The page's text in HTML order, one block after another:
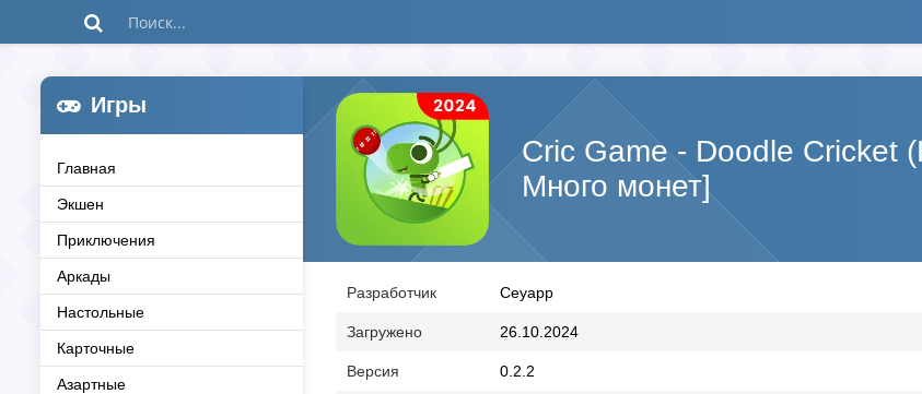
Игры
Главная
Экшен
Приключения
Аркады
Настольные
Карточные
Азартные
Cric Game - Doodle Cricket
Много монет]
Разработчик Ceyapp
Загружено 26.10.2024
Версия 0.2.2